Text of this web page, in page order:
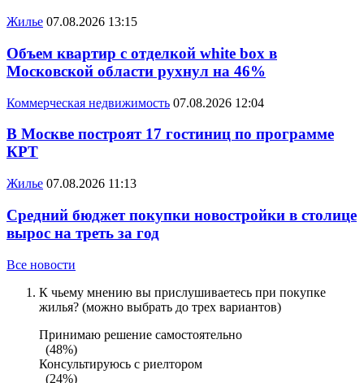
Жилье 07.08.2026 13:15
Объем квартир с отделкой white box в
Московской области рухнул на 46%
Коммерческая недвижимость 07.08.2026 12:04
В Москве построят 17 гостиниц по программе
КРТ
Жилье 07.08.2026 11:13
Средний бюджет покупки новостройки в столице
вырос на треть за год
Все новости
К чьему мнению вы прислушиваетесь при покупке
жилья? (можно выбрать до трех вариантов)
Принимаю решение самостоятельно
(48%)
Консультируюсь с риелтором
(24%)